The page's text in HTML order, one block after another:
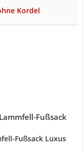
Kordel
Fußsack
Fußsack Luxus